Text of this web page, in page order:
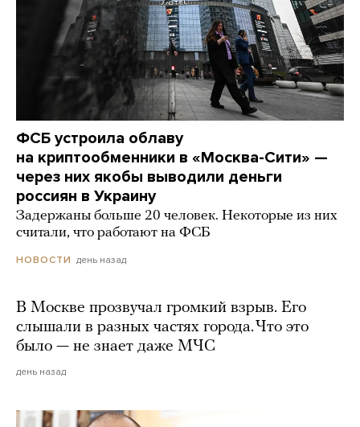
ФСБ устроила облаву
на криптообменники в «Москва-Сити» —
через них якобы выводили деньги
россиян в Украину
Задержаны больше 20 человек. Некоторые из них
считали, что работают на ФСБ
НОВОСТИ день назад
В Москве прозвучал громкий взрыв. Его
слышали в разных частях города. Что это
было — не знает даже МЧС
день назад